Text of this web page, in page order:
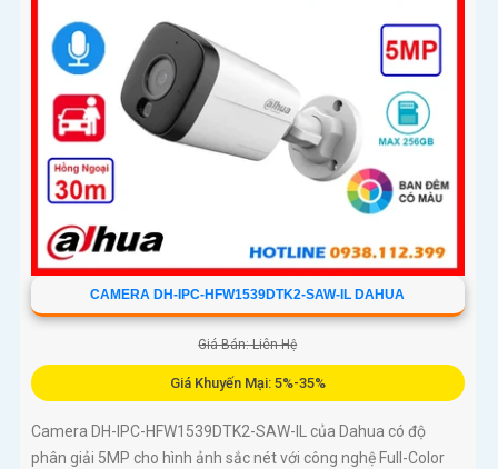
CAMERA DH-IPC-HFW1539DTK2-SAW-IL DAHUA
Giá Bán: Liên Hệ
Giá Khuyến Mại: 5%-35%
Camera DH-IPC-HFW1539DTK2-SAW-IL của Dahua có độ
phân giải 5MP cho hình ảnh sắc nét với công nghệ Full-Color